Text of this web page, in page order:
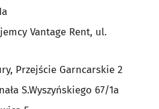
Vantage Rent, ul.
Przejście Garncarskie 2
S.Wyszyńskiego 67/1a